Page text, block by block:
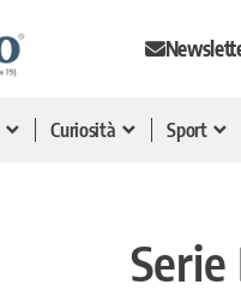
Curiosità Sport